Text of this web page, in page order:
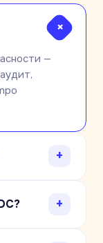
+
—
+
+